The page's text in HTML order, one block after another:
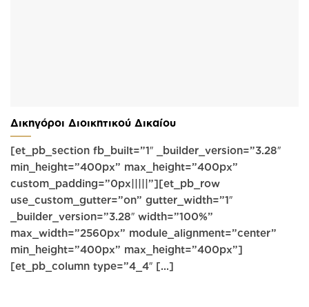
Δικηγόροι Διοικητικού Δικαίου
[et_pb_section fb_built=”1″ _builder_version=”3.28″
min_height=”400px” max_height=”400px”
custom_padding=”0px|||||”][et_pb_row
use_custom_gutter=”on” gutter_width=”1″
_builder_version=”3.28″ width=”100%”
max_width=”2560px” module_alignment=”center”
min_height=”400px” max_height=”400px”]
[et_pb_column type=”4_4″ [...]